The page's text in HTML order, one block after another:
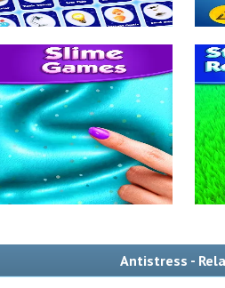
Antistress -